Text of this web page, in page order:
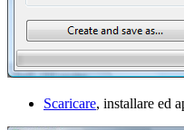
Scaricare, installare ed